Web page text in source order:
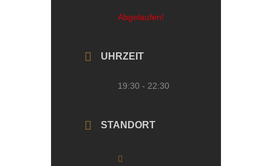
Abgelaufen!
UHRZEIT
19:30 - 22:30
STANDORT